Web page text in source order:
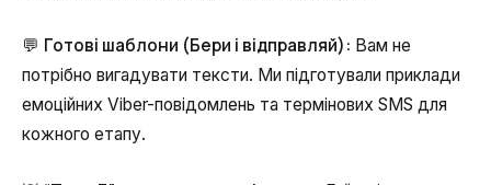
💬 Готові шаблони (Бери і відправляй): Вам не
потрібно вигадувати тексти. Ми підготували приклади
емоційних Viber-повідомлень та термінових SMS для
кожного етапу.